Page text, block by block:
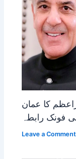
کا عمان
فونک رابطہ
Leave a Comment